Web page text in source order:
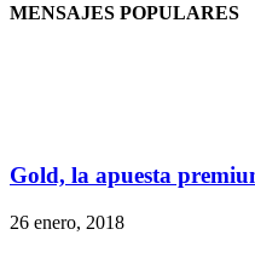
MENSAJES POPULARES
Gold, la apuesta
26 enero, 2018